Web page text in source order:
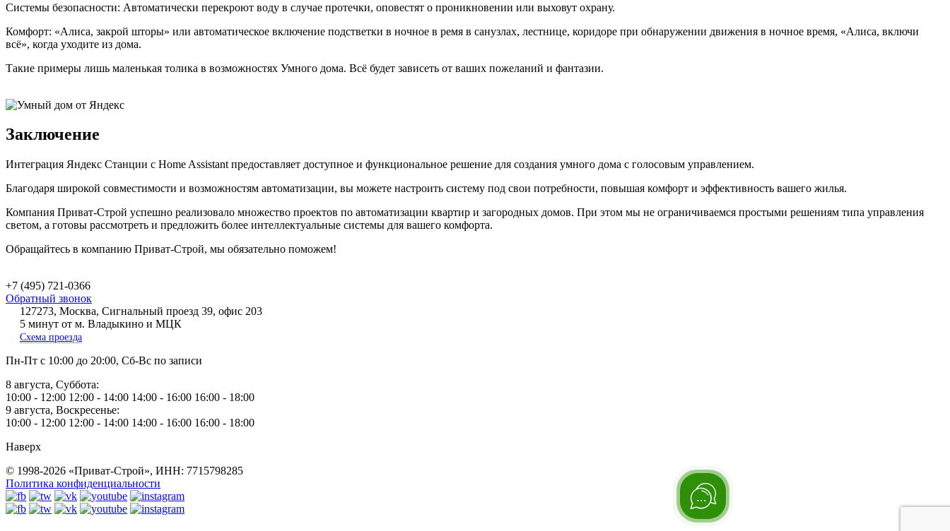
Системы безопасности: Автоматически перекроют воду в случае протечки, оповестят о проникновении или выховут охрану.
Комфорт: «Алиса, закрой шторы» или автоматическое включение подстветки в ночное в ремя в санузлах, лестнице, коридоре при обнаружении движения в ночное время, «Алиса, включи
всё», когда уходите из дома.
Такие примеры лишь маленькая толика в возможностях Умного дома. Всё будет зависеть от ваших пожеланий и фантазии.
Заключение
Интеграция Яндекс Станции с Home Assistant предоставляет доступное и функциональное решение для создания умного дома с голосовым управлением.
Благодаря широкой совместимости и возможностям автоматизации, вы можете настроить систему под свои потребности, повышая комфорт и эффективность вашего жилья.
Компания Приват-Строй успешно реализовало множество проектов по автоматизации квартир и загородных домов. При этом мы не ограничиваемся простыми решениям типа управления
светом, а готовы рассмотреть и предложить более интеллектуальные системы для вашего комфорта.
Обращайтесь в компанию Приват-Строй, мы обязательно поможем!
+7 (495) 721-0366
Обратный звонок
127273, Москва, Сигнальный проезд 39, офис 203
5 минут от м. Владыкино и МЦК
Схема проезда
Пн-Пт с 10:00 до 20:00, Сб-Вс по записи
8 августа, Суббота:
10:00 - 12:00 12:00 - 14:00 14:00 - 16:00 16:00 - 18:00
9 августа, Воскресенье:
10:00 - 12:00 12:00 - 14:00 14:00 - 16:00 16:00 - 18:00
Наверх
© 1998-2026 «Приват-Строй», ИНН: 7715798285
Политика конфиденциальности